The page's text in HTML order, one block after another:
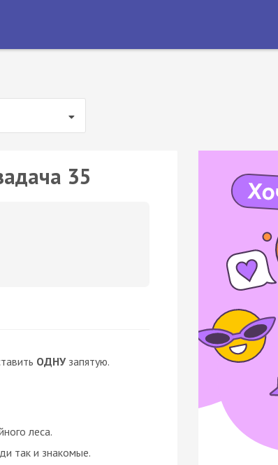
35
ОДНУ запятую.
леса.
так и знакомые.